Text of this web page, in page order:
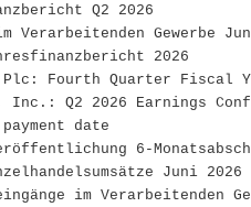
Q2 2026
Verarbeitenden Gewerbe
2026
Fourth Quarter Fiscal
Inc.: Q2 2026 Earnings
date
6-
Juni 2026
im Verarbeitenden